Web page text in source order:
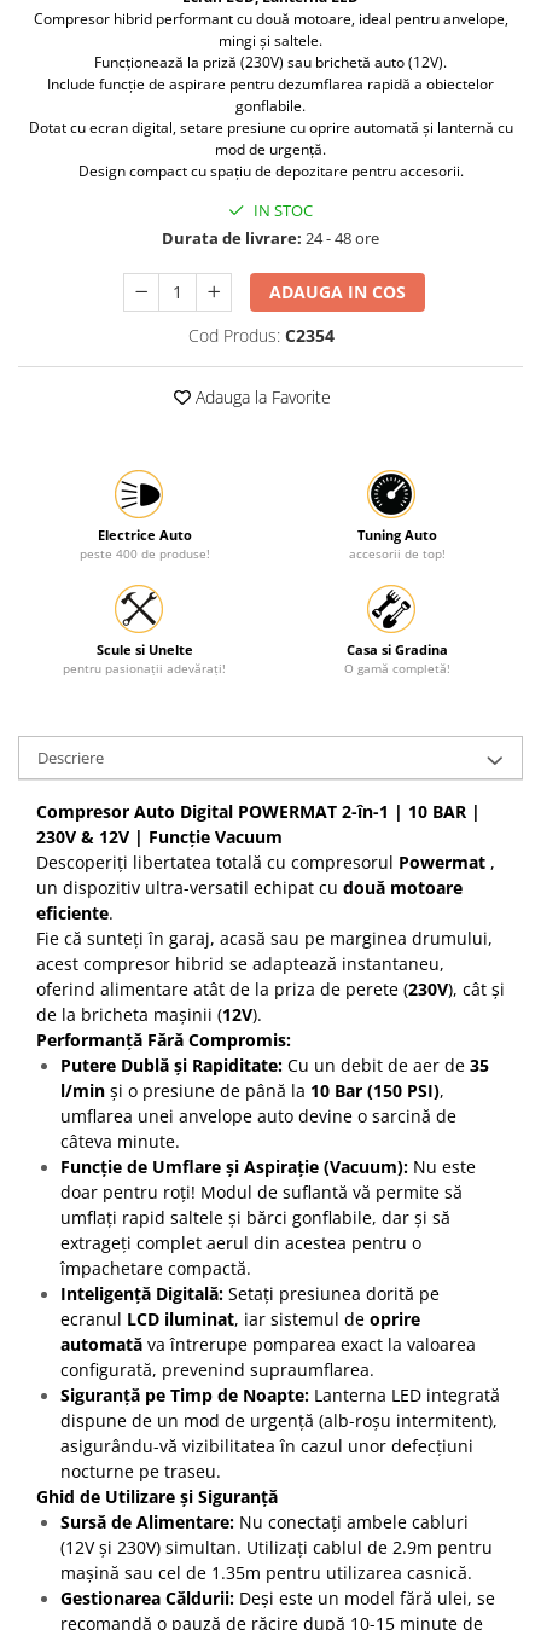
Protectia muncii
Scule Pneumatice
Suport motocicleta
Utilaje constructie
Compresor hibrid performant cu două motoare, ideal pentru anvelope,
mingi și saltele.
Funcționează la priză (230V) sau brichetă auto (12V).
Include funcție de aspirare pentru dezumflarea rapidă a obiectelor
gonflabile.
Dotat cu ecran digital, setare presiune cu oprire automată și lanternă cu
mod de urgență.
Design compact cu spațiu de depozitare pentru accesorii.
IN STOC
Durata de livrare: 24 - 48 ore
ADAUGA IN COS
Cod Produs: C2354
Adauga la Favorite
Electrice Auto
peste 400 de produse!
Tuning Auto
accesorii de top!
Scule si Unelte
pentru pasionații adevărați!
Casa si Gradina
O gamă completă!
Descriere
Compresor Auto Digital POWERMAT 2-în-1 | 10 BAR |
230V & 12V | Funcție Vacuum
Descoperiți libertatea totală cu compresorul Powermat ,
un dispozitiv ultra-versatil echipat cu două motoare
eficiente.
Fie că sunteți în garaj, acasă sau pe marginea drumului,
acest compresor hibrid se adaptează instantaneu,
oferind alimentare atât de la priza de perete (230V), cât și
de la bricheta mașinii (12V).
Performanță Fără Compromis:
Putere Dublă și Rapiditate: Cu un debit de aer de 35
l/min și o presiune de până la 10 Bar (150 PSI),
umflarea unei anvelope auto devine o sarcină de
câteva minute.
Funcție de Umflare și Aspirație (Vacuum): Nu este
doar pentru roți! Modul de suflantă vă permite să
umflați rapid saltele și bărci gonflabile, dar și să
extrageți complet aerul din acestea pentru o
împachetare compactă.
Inteligență Digitală: Setați presiunea dorită pe
ecranul LCD iluminat, iar sistemul de oprire
automată va întrerupe pomparea exact la valoarea
configurată, prevenind supraumflarea.
Siguranță pe Timp de Noapte: Lanterna LED integrată
dispune de un mod de urgență (alb-roșu intermitent),
asigurându-vă vizibilitatea în cazul unor defecțiuni
nocturne pe traseu.
Ghid de Utilizare și Siguranță
Sursă de Alimentare: Nu conectați ambele cabluri
(12V și 230V) simultan. Utilizați cablul de 2.9m pentru
mașină sau cel de 1.35m pentru utilizarea casnică.
Gestionarea Căldurii: Deși este un model fără ulei, se
recomandă o pauză de răcire după 10-15 minute de